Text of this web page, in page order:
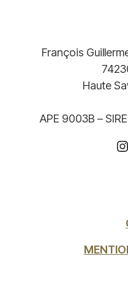
François
Haute
APE 9003B –